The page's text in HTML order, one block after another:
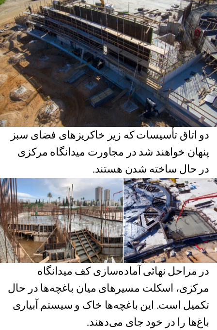
دو اتاق تأسیسات که زیر خاکریزهای فضای سبز
پنهان خواهند شد در مجاورت میدانگاه مرکزی
در حال ساخته شدن هستند.
در مراحل نهائی آماده‌سازی کف میدانگاه
مرکزی، اسکلت‌ مسیرهای میان باغچه‌ها در حال
تکمیل است. این باغچه‌ها خاک و سیستم آبیاری
باغ‌ها را در خود جای می‌دهند.